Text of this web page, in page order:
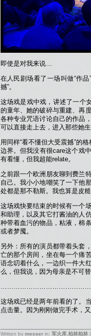
即使是对我来说…
在人民剧场看了一场叫做“作
撼”。
这场戏是戏中戏，讲述了一个
的童年、她的破碎与重建、再
各种专业咒语讨论自己的作品
可以直接走上去，进入那些她
用同样“看不懂但大受震撼”的
边界。但我没有很care这个戏
有看懂，但我超能relate。
之前跟一个欧洲朋友聊到费兰
自己。我小小地嘲笑了一下他
处都是那不勒斯。我也算是皮
这场戏快要结束的时候有一个
和助理，以及其它打酱油的人
种带着血污的物品，粘液，棉
或者梦魇。
另外：所有的演员都带着头套
亡的那个房间，坐在每一个痛
语念叨着什么，一边织一件大
么，但我说，因为母亲是不可
……………………………………我
这场戏已经是两年前看的了。
点击量。因为刚刚做完手术，
Written by messerin: 军火库, 柏林柏林|